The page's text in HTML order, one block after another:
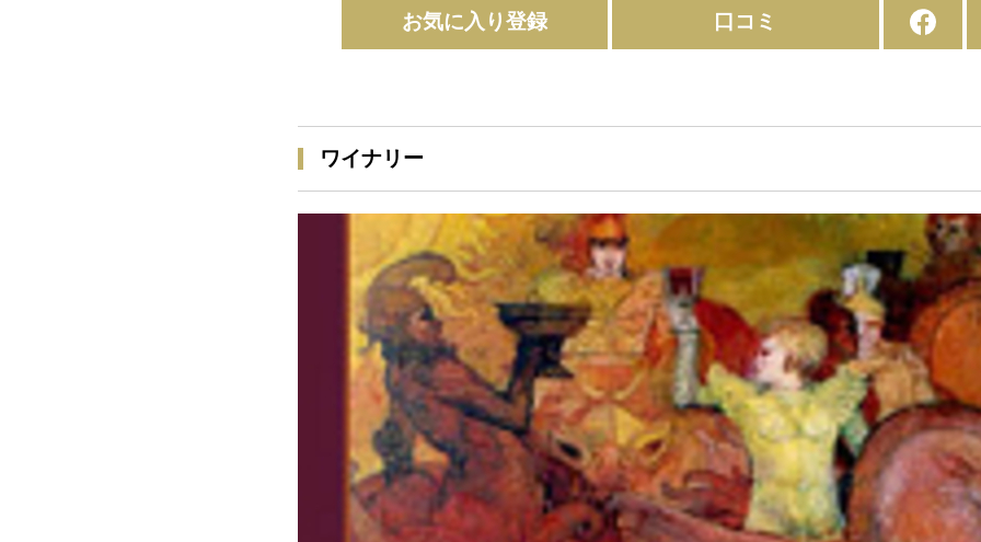
お気に入り登録 口コミ
ワイナリー